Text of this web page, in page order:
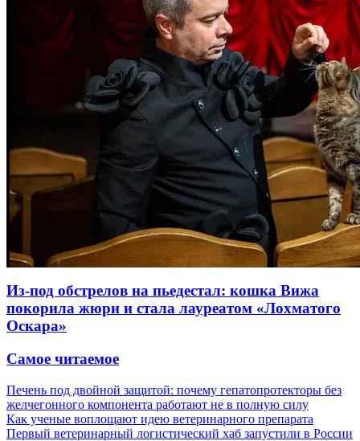
Из-под обстрелов на пьедестал: кошка Вижа
покорила жюри и стала лауреатом «Лохматого
Оскара»
Самое читаемое
Печень под двойной защитой: почему гепатопротекторы без
желчегонного компонента работают не в полную силу
Как ученые воплощают идею ветеринарного препарата
Первый ветеринарный логистический хаб запустили в России